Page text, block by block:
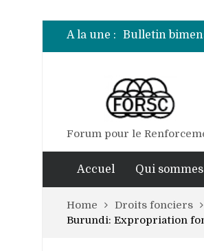
A la une :
Bulletin
Bulletin
Bulletin
Bulletin
Forum pour le
Accuel Qui
Home
Droits fonciers
Burundi: Expropriation